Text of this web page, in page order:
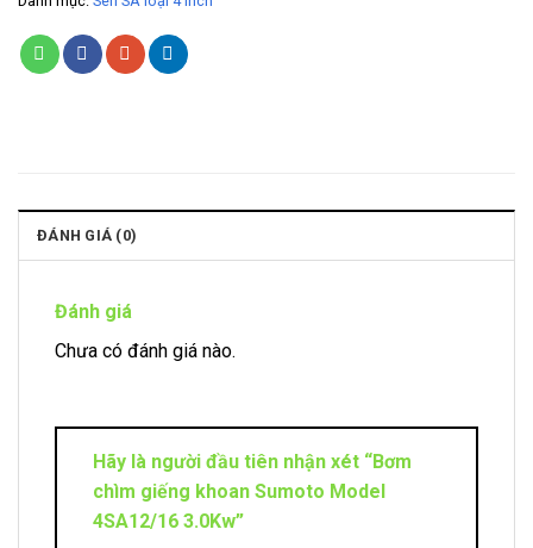
ĐÁNH GIÁ (0)
Đánh giá
Chưa có đánh giá nào.
Hãy là người đầu tiên nhận xét “Bơm
chìm giếng khoan Sumoto Model
4SA12/16 3.0Kw”